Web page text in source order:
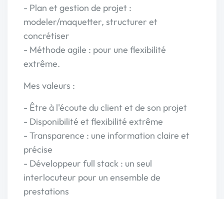
- Plan et gestion de projet :
modeler/maquetter, structurer et
concrétiser
- Méthode agile : pour une flexibilité
extrême.
Mes valeurs :
- Être à l'écoute du client et de son projet
- Disponibilité et flexibilité extrême
- Transparence : une information claire et
précise
- Développeur full stack : un seul
interlocuteur pour un ensemble de
prestations